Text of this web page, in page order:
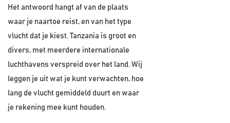
Het antwoord hangt af van de plaats
waar je naartoe reist, en van het type
vlucht dat je kiest. Tanzania is groot en
divers, met meerdere internationale
luchthavens verspreid over het land. Wij
leggen je uit wat je kunt verwachten, hoe
lang de vlucht gemiddeld duurt en waar
je rekening mee kunt houden.